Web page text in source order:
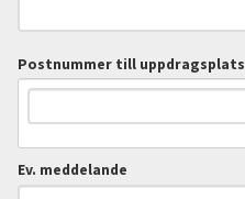
Postnummer till uppdragsplats
Ev. meddelande